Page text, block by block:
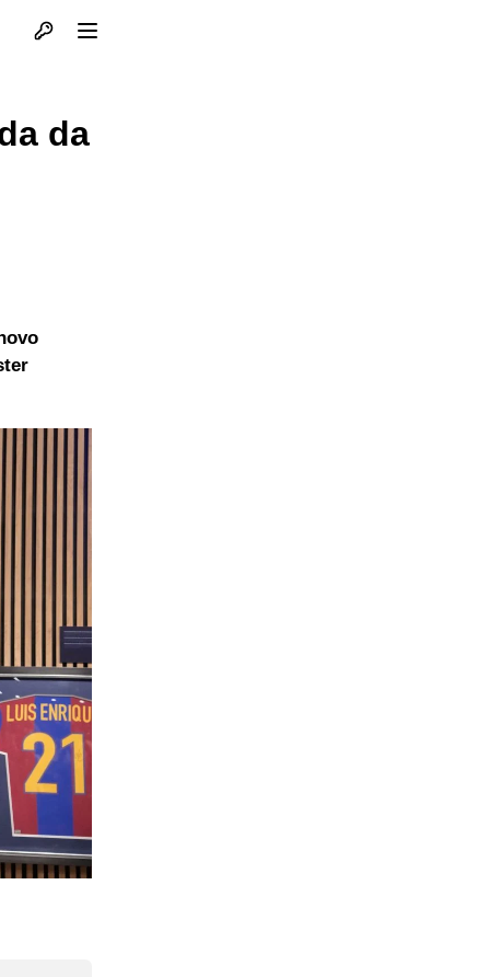
Otvori profil
da